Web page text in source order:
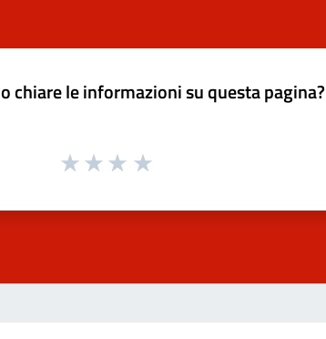
chiare le informazioni su questa pagina?